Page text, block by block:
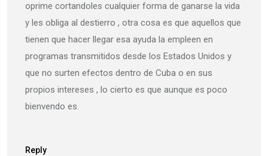
oprime cortandoles cualquier forma de ganarse la vida
y les obliga al destierro , otra cosa es que aquellos que
tienen que hacer llegar esa ayuda la empleen en
programas transmitidos desde los Estados Unidos y
que no surten efectos dentro de Cuba o en sus
propios intereses , lo cierto es que aunque es poco
bienvendo es.
Reply